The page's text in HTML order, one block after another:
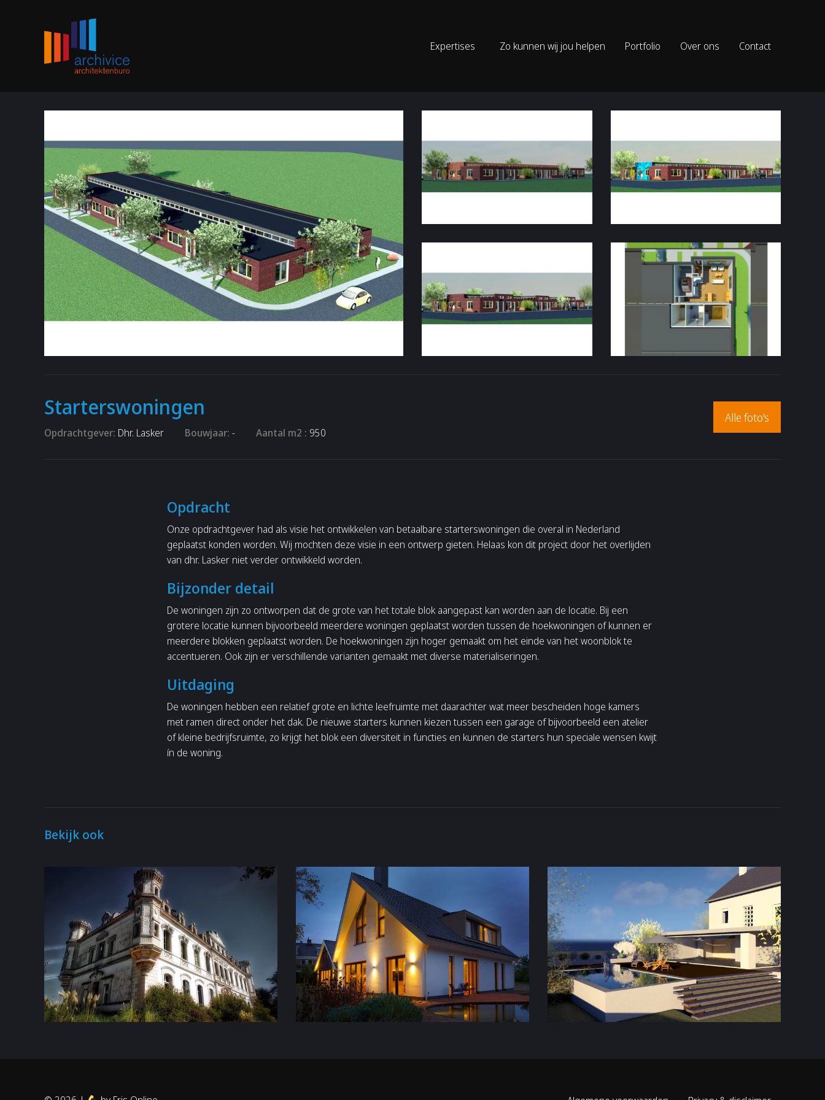
Expertises Zo kunnen wij jou helpen Portfolio Over ons Contact
Starterswoningen
Opdrachtgever: Dhr. Lasker Bouwjaar: - Aantal m2 : 950
Alle foto's
Opdracht
Onze opdrachtgever had als visie het ontwikkelen van betaalbare starterswoningen die overal in Nederland
geplaatst konden worden. Wij mochten deze visie in een ontwerp gieten. Helaas kon dit project door het overlijden
van dhr. Lasker niet verder ontwikkeld worden.
Bijzonder detail
De woningen zijn zo ontworpen dat de grote van het totale blok aangepast kan worden aan de locatie. Bij een
grotere locatie kunnen bijvoorbeeld meerdere woningen geplaatst worden tussen de hoekwoningen of kunnen er
meerdere blokken geplaatst worden. De hoekwoningen zijn hoger gemaakt om het einde van het woonblok te
accentueren. Ook zijn er verschillende varianten gemaakt met diverse materialiseringen.
Uitdaging
De woningen hebben een relatief grote en lichte leefruimte met daarachter wat meer bescheiden hoge kamers
met ramen direct onder het dak. De nieuwe starters kunnen kiezen tussen een garage of bijvoorbeeld een atelier
of kleine bedrijfsruimte, zo krijgt het blok een diversiteit in functies en kunnen de starters hun speciale wensen kwijt
ín de woning.
Bekijk ook